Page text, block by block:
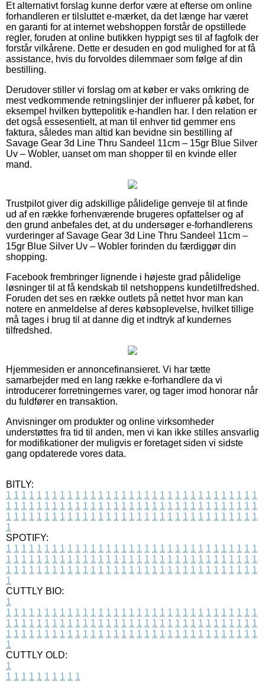
Et alternativt forslag kunne derfor være at efterse om online
forhandleren er tilsluttet e-mærket, da det længe har været
en garanti for at internet webshoppen forstår de opstillede
regler, foruden at online butikken hyppigt ses til af fagfolk der
forstår vilkårene. Dette er desuden en god mulighed for at få
assistance, hvis du forvoldes dilemmaer som følge af din
bestilling.
Derudover stiller vi forslag om at køber er vaks omkring de
mest vedkommende retningslinjer der influerer på købet, for
eksempel hvilken byttepolitik e-handlen har. I den relation er
det også essesentielt, at man til enhver tid gemmer ens
faktura, således man altid kan bevidne sin bestilling af
Savage Gear 3d Line Thru Sandeel 11cm – 15gr Blue Silver
Uv – Wobler, uanset om man shopper til en kvinde eller
mand.
Trustpilot giver dig adskillige pålidelige genveje til at finde
ud af en række forhenværende brugeres opfattelser og af
den grund anbefales det, at du undersøger e-forhandlerens
vurderinger af Savage Gear 3d Line Thru Sandeel 11cm –
15gr Blue Silver Uv – Wobler forinden du færdiggør din
shopping.
Facebook frembringer lignende i højeste grad pålidelige
løsninger til at få kendskab til netshoppens kundetilfredshed.
Foruden det ses en række outlets på nettet hvor man kan
notere en anmeldelse af deres købsoplevelse, hvilket tillige
må tages i brug til at danne dig et indtryk af kundernes
tilfredshed.
Hjemmesiden er annoncefinansieret. Vi har tætte
samarbejder med en lang række e-forhandlere da vi
introducerer forretningernes varer, og tager imod honorar når
du fuldfører en transaktion.
Anvisninger om produkter og online virksomheder
understøttes fra tid til anden, men vi kan ikke stilles ansvarlig
for modifikationer der muligvis er foretaget siden vi sidste
gang opdaterede vores data.
BITLY:
1 1 1 1 1 1 1 1 1 1 1 1 1 1 1 1 1 1 1 1 1 1 1 1 1 1 1 1 1 1 1 1 1
1 1 1 1 1 1 1 1 1 1 1 1 1 1 1 1 1 1 1 1 1 1 1 1 1 1 1 1 1 1 1 1 1
1 1 1 1 1 1 1 1 1 1 1 1 1 1 1 1 1 1 1 1 1 1 1 1 1 1 1 1 1 1 1 1 1
1
SPOTIFY:
1 1 1 1 1 1 1 1 1 1 1 1 1 1 1 1 1 1 1 1 1 1 1 1 1 1 1 1 1 1 1 1 1
1 1 1 1 1 1 1 1 1 1 1 1 1 1 1 1 1 1 1 1 1 1 1 1 1 1 1 1 1 1 1 1 1
1 1 1 1 1 1 1 1 1 1 1 1 1 1 1 1 1 1 1 1 1 1 1 1 1 1 1 1 1 1 1 1 1
1
CUTTLY BIO:
1
1 1 1 1 1 1 1 1 1 1 1 1 1 1 1 1 1 1 1 1 1 1 1 1 1 1 1 1 1 1 1 1 1
1 1 1 1 1 1 1 1 1 1 1 1 1 1 1 1 1 1 1 1 1 1 1 1 1 1 1 1 1 1 1 1 1
1 1 1 1 1 1 1 1 1 1 1 1 1 1 1 1 1 1 1 1 1 1 1 1 1 1 1 1 1 1 1 1 1
1
CUTTLY OLD:
1
1 1 1 1 1 1 1 1 1 1